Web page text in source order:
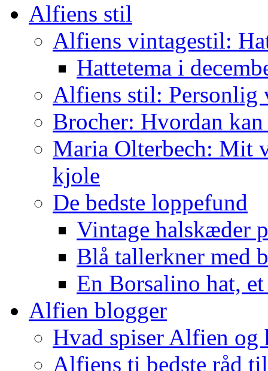
Alfiens stil
Alfiens vintagestil:
Hattetema i
Alfiens stil: Personlig
Brocher: Hvordan
Maria Olterbech: Mit
kjole
De bedste loppefund
Vintage halskæder
Blå tallerkner med
En Borsalino hat,
Alfien blogger
Hvad spiser Alfien og
Alfiens ti bedste råd